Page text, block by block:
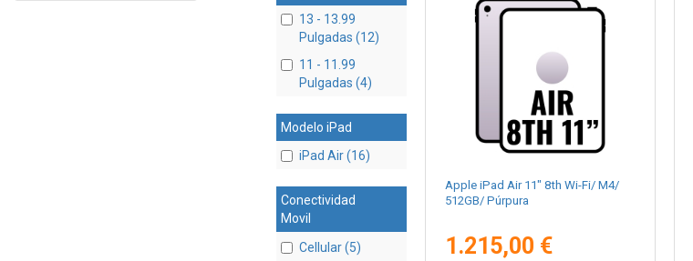
13 - 13.99
Pulgadas (12)
11 - 11.99
Pulgadas (4)
Modelo iPad
iPad Air (16)
Conectividad
Movil
Cellular (5)
Apple iPad Air 11" 8th Wi-Fi/ M4/
512GB/ Púrpura
1.215,00 €